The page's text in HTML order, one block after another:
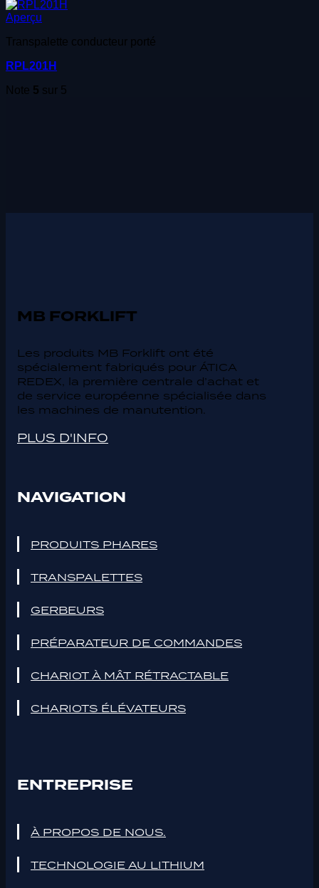
Aperçu
Transpalette conducteur porté
RPL201H
Note 5 sur 5
MB FORKLIFT
Les produits MB Forklift ont été
spécialement fabriqués pour ÁTICA
REDEX, la première centrale d’achat et
de service européenne spécialisée dans
les machines de manutention.
PLUS D'INFO
NAVIGATION
PRODUITS PHARES
TRANSPALETTES
GERBEURS
PRÉPARATEUR DE COMMANDES
CHARIOT À MÂT RÉTRACTABLE
CHARIOTS ÉLÉVATEURS
ENTREPRISE
À PROPOS DE NOUS.
TECHNOLOGIE AU LITHIUM